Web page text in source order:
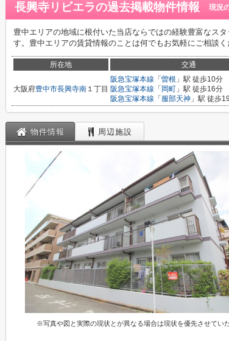
長興寺リビエラの過去掲載物件情報 現況
豊中エリアの地域に根付いた当店ならではの経験豊富なス
す。豊中エリアの賃貸情報のことは何でもお気軽にご相談
所在地 交通
大阪府豊中市長興寺南 １丁目
阪急宝塚本線 「 曽根 」駅 徒歩10分
阪急宝塚本線 「 岡町 」駅 徒歩16分
阪急宝塚本線 「 服部天神 」駅 徒歩
物件情報 周辺施設
※写真や図と実際の現状とが異なる場合は現状を優先させてい